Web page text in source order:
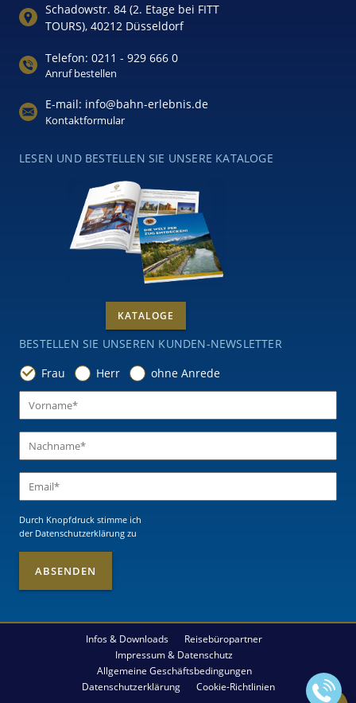
Schadowstr. 84 (2. Etage bei FITT
TOURS), 40212 Düsseldorf
Telefon: 0211 - 929 666 0
Anruf bestellen
E-mail: info@bahn-erlebnis.de
Kontaktformular
LESEN UND BESTELLEN SIE UNSERE KATALOGE
KATALOGE
BESTELLEN SIE UNSEREN KUNDEN-NEWSLETTER
Frau
Herr ohne Anrede
Durch Knopfdruck stimme ich
der Datenschutzerklärung zu
Infos & Downloads
Reisebüropartner
Impressum & Datenschutz
Allgemeine Geschäftsbedingungen
Datenschutzerklärung
Cookie-Richtlinien